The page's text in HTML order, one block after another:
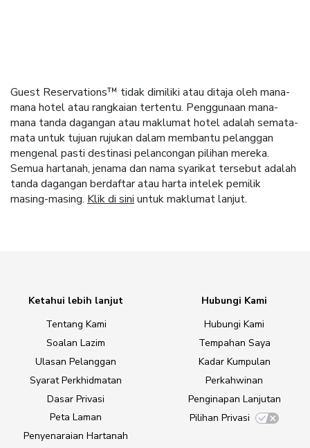
Guest Reservations™ tidak dimiliki atau ditaja oleh mana-
mana hotel atau rangkaian tertentu. Penggunaan mana-
mana tanda dagangan atau maklumat hotel adalah semata-
mata untuk tujuan rujukan dalam membantu pelanggan
mengenal pasti destinasi pelancongan pilihan mereka.
Semua hartanah, jenama dan nama syarikat tersebut adalah
tanda dagangan berdaftar atau harta intelek pemilik
masing-masing. Klik di sini untuk maklumat lanjut.
Ketahui lebih lanjut
Tentang Kami
Soalan Lazim
Ulasan Pelanggan
Syarat Perkhidmatan
Dasar Privasi
Peta Laman
Penyenaraian Hartanah
Hubungi Kami
Hubungi Kami
Tempahan Saya
Kadar Kumpulan
Perkahwinan
Penginapan Lanjutan
Pilihan Privasi